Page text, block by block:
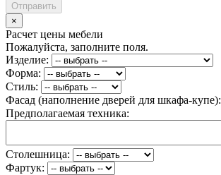
Отправить
×
Расчет цены мебели
Пожалуйста, заполните поля.
Изделие:
Форма:
Стиль:
Фасад (наполнение дверей для шкафа-купе):
Предполагаемая техника:
Столешница:
Фартук: